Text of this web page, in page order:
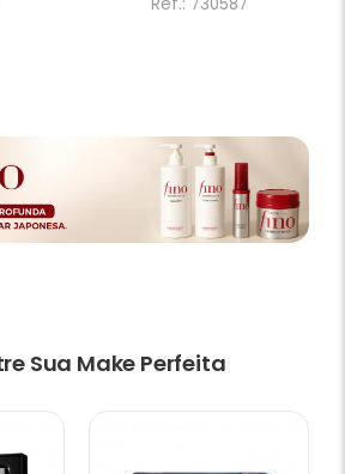
Ref.: 730587
Sua Make Perfeita